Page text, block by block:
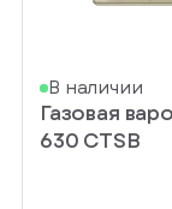
В наличии
Газовая
630 CTSB